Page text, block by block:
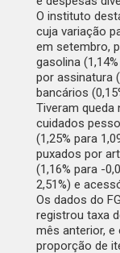
O instituto
cuja variação
em setembro,
gasolina
por assinatura
bancários
Tiveram queda
cuidados
(1,25% para
puxados por
(1,16% para -
2,51%) e
Os dados do
registrou taxa
mês anterior,
proporção de